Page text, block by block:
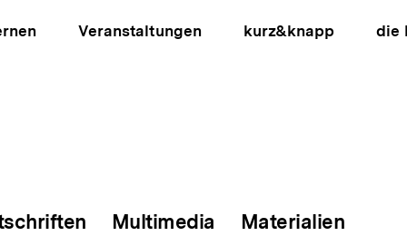
Veranstaltungen kurz&knapp die
Multimedia Materialien